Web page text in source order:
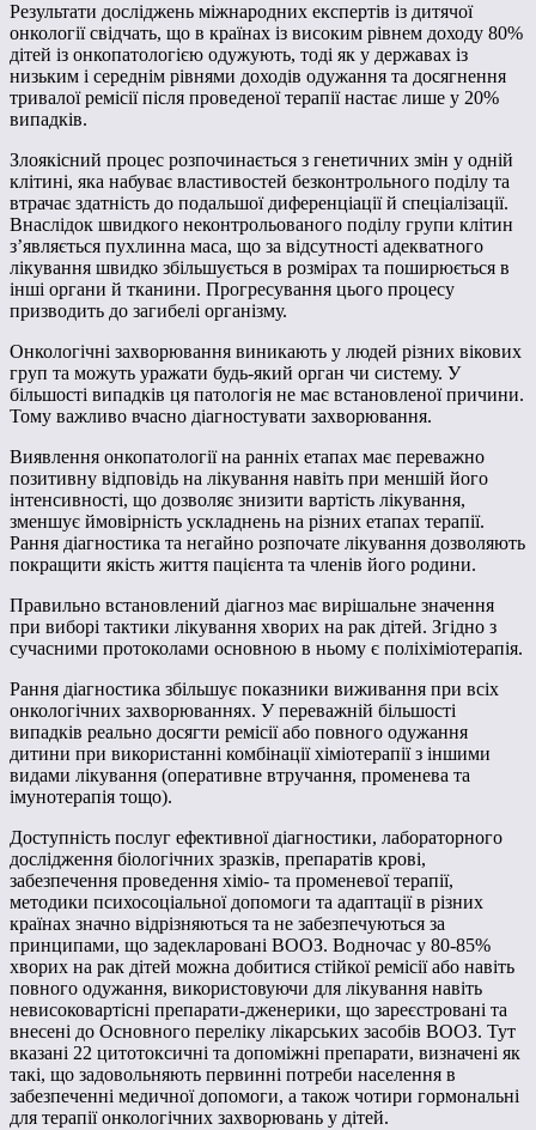
Результати досліджень міжнародних експертів із дитячої
онкології свідчать, що в країнах із високим рівнем доходу 80%
дітей із онкопатологією одужують, тоді як у державах із
низьким і середнім рівнями доходів одужання та досягнення
тривалої ремісії після проведеної терапії настає лише у 20%
випадків.
Злоякісний процес розпочинається з генетичних змін у одній
клітині, яка набуває властивостей безконтрольного поділу та
втрачає здатність до подальшої диференціації й спеціалізації.
Внаслідок швидкого неконтрольованого поділу групи клітин
з’являється пухлинна маса, що за відсутності адекватного
лікування швидко збільшується в розмірах та поширюється в
інші органи й тканини. Прогресування цього процесу
призводить до загибелі організму.
Онкологічні захворювання виникають у людей різних вікових
груп та можуть уражати будь-який орган чи систему. У
більшості випадків ця патологія не має встановленої причини.
Тому важливо вчасно діагностувати захворювання.
Виявлення онкопатології на ранніх етапах має переважно
позитивну відповідь на лікування навіть при меншій його
інтенсивності, що дозволяє знизити вартість лікування,
зменшує ймовірність ускладнень на різних етапах терапії.
Рання діагностика та негайно розпочате лікування дозволяють
покращити якість життя пацієнта та членів його родини.
Правильно встановлений діагноз має вирішальне значення
при виборі тактики лікування хворих на рак дітей. Згідно з
сучасними протоколами основною в ньому є поліхіміотерапія.
Рання діагностика збільшує показники виживання при всіх
онкологічних захворюваннях. У переважній більшості
випадків реально досягти ремісії або повного одужання
дитини при використанні комбінації хіміотерапії з іншими
видами лікування (оперативне втручання, променева та
імунотерапія тощо).
Доступність послуг ефективної діагностики, лабораторного
дослідження біологічних зразків, препаратів крові,
забезпечення проведення хіміо- та променевої терапії,
методики психосоціальної допомоги та адаптації в різних
країнах значно відрізняються та не забезпечуються за
принципами, що задекларовані ВООЗ. Водночас у 80-85%
хворих на рак дітей можна добитися стійкої ремісії або навіть
повного одужання, використовуючи для лікування навіть
невисоковартісні препарати-дженерики, що зареєстровані та
внесені до Основного переліку лікарських засобів ВООЗ. Тут
вказані 22 цитотоксичні та допоміжні препарати, визначені як
такі, що задовольняють первинні потреби населення в
забезпеченні медичної допомоги, а також чотири гормональні
для терапії онкологічних захворювань у дітей.